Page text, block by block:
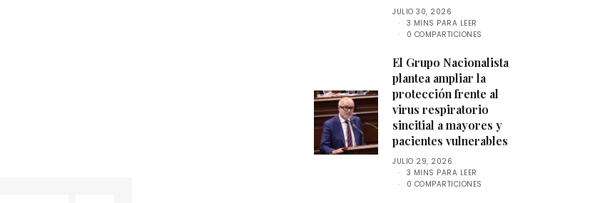
JULIO 30, 2026
3 MINS PARA LEER
0 COMPARTICIONES
El Grupo Nacionalista
plantea ampliar la
protección frente al
virus respiratorio
sincitial a mayores y
pacientes vulnerables
JULIO 29, 2026
3 MINS PARA LEER
0 COMPARTICIONES